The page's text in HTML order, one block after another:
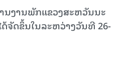
ນງານພັກແຂວງສະຫວັນນະ
ຈັດຂຶ້ນໃນລະຫວ່າງວັນທີ 26-